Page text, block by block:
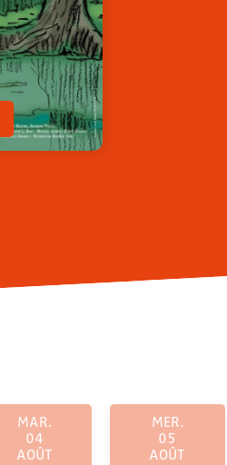
MAR.
04
AOÛT
MER.
05
AOÛT